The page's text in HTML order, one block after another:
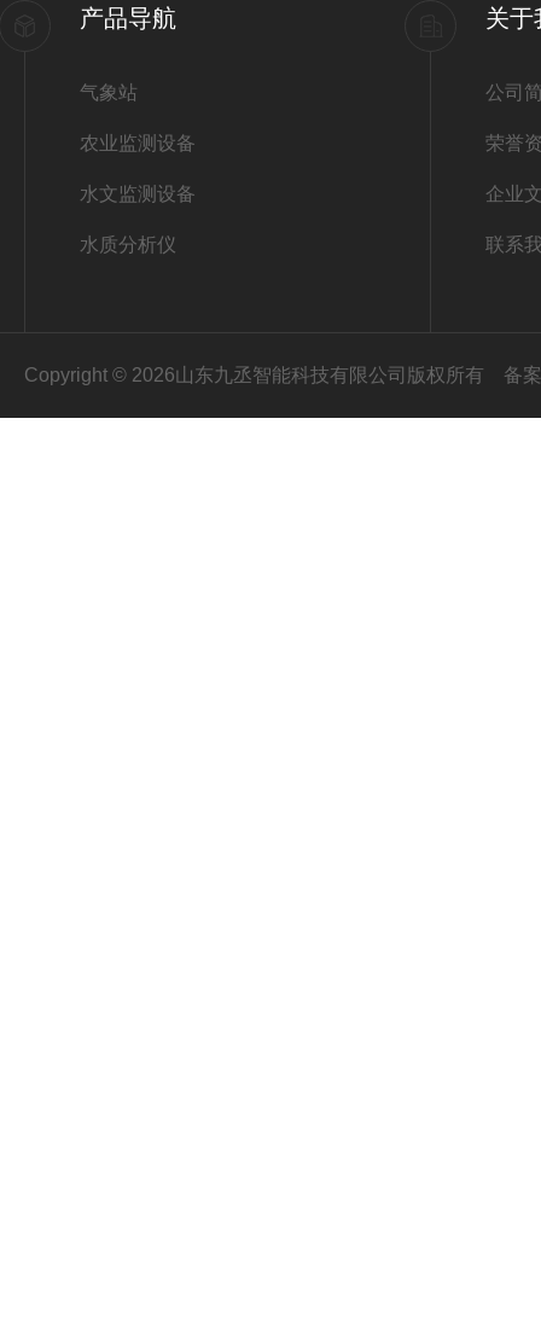
产品导航
气象站
农业监测设备
水文监测设备
水质分析仪
关于
公司
荣誉
企业
联系
Copyright © 2026山东九丞智能科技有限公司版权所有 备